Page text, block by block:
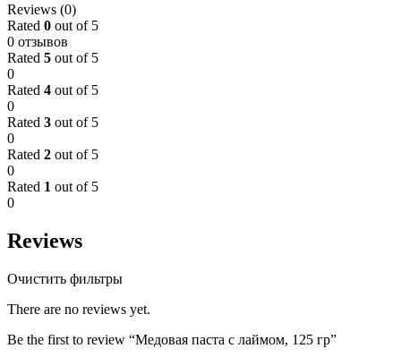
Reviews (0)
Rated 0 out of 5
0 отзывов
Rated 5 out of 5
0
Rated 4 out of 5
0
Rated 3 out of 5
0
Rated 2 out of 5
0
Rated 1 out of 5
0
Reviews
Очистить фильтры
There are no reviews yet.
Be the first to review “Медовая паста с лаймом, 125 гр”